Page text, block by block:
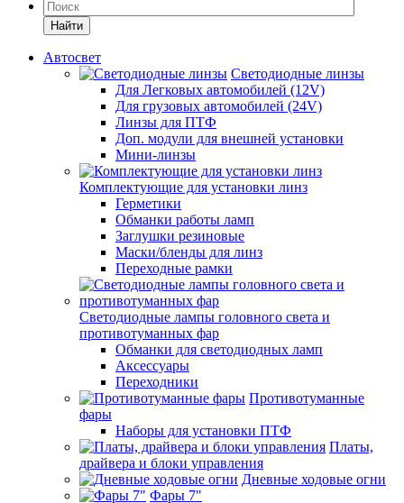
Найти
Автосвет
Светодиодные линзы
Для Легковых автомобилей (12V)
Для грузовых автомобилей (24V)
Линзы для ПТФ
Доп. модули для внешней установки
Мини-линзы
Комплектующие для установки линз
Герметики
Обманки работы ламп
Заглушки резиновые
Маски/бленды для линз
Переходные рамки
Светодиодные лампы головного света и
противотуманных фар
Обманки для светодиодных ламп
Аксессуары
Переходники
Противотуманные
фары
Наборы для установки ПТФ
Платы,
драйвера и блоки управления
Дневные ходовые огни
Фары 7"